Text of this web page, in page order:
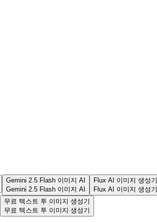
Gemini 2.5 Flash 이미지 AI
Gemini 2.5 Flash 이미지 AI
Flux AI 이미지 생성기
Flux AI 이미지 생성기
무료 텍스트 투 이미지 생성기
무료 텍스트 투 이미지 생성기